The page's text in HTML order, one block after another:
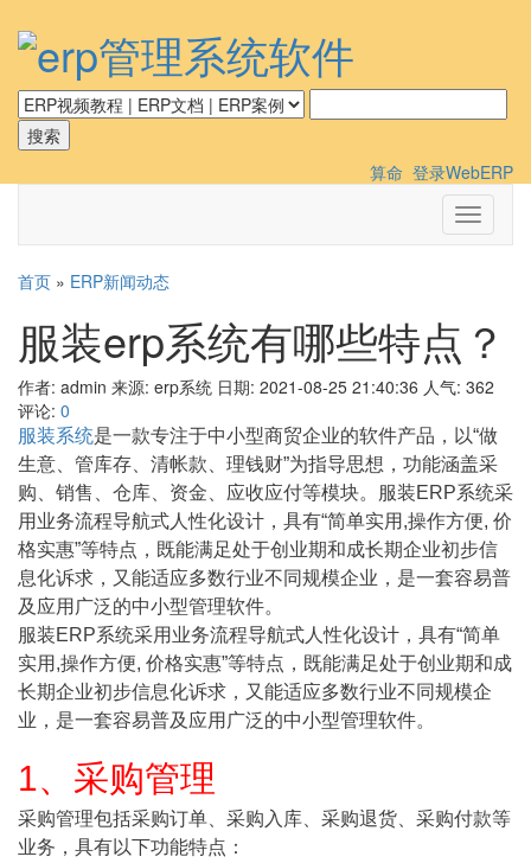
算命 登录WebERP
切
换
首页 » ERP新闻动态
服装erp系统有哪些特点？
作者: admin 来源: erp系统 日期: 2021-08-25 21:40:36 人气: 362
评论: 0
服装系统是一款专注于中小型商贸企业的软件产品，以“做
生意、管库存、清帐款、理钱财”为指导思想，功能涵盖采
购、销售、仓库、资金、应收应付等模块。服装ERP系统采
用业务流程导航式人性化设计，具有“简单实用,操作方便, 价
格实惠”等特点，既能满足处于创业期和成长期企业初步信
息化诉求，又能适应多数行业不同规模企业，是一套容易普
及应用广泛的中小型管理软件。
服装ERP系统采用业务流程导航式人性化设计，具有“简单
实用,操作方便, 价格实惠”等特点，既能满足处于创业期和成
长期企业初步信息化诉求，又能适应多数行业不同规模企
业，是一套容易普及应用广泛的中小型管理软件。
1、采购管理
采购管理包括采购订单、采购入库、采购退货、采购付款等
业务，具有以下功能特点：